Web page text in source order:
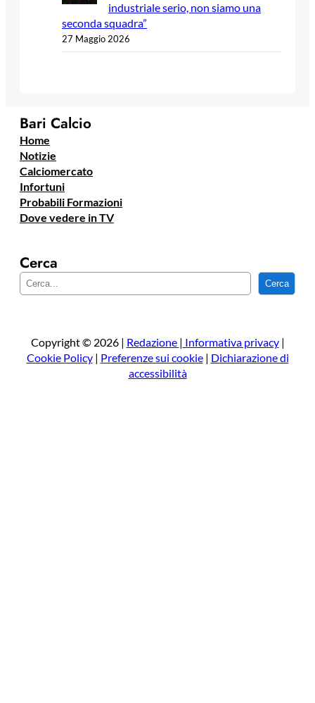
industriale serio, non siamo una
seconda squadra”
27 Maggio 2026
Bari Calcio
Home
Notizie
Calciomercato
Infortuni
Probabili Formazioni
Dove vedere in TV
Cerca
e
a
Cerca
Copyright © 2026 | Redazione | Informativa privacy|
Cookie Policy| Preferenze sui cookie| Dichiarazione di
accessibilità